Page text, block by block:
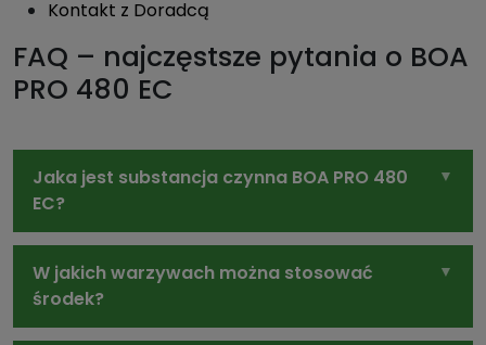
Kontakt z Doradcą
FAQ – najczęstsze pytania o BOA
PRO 480 EC
Jaka jest substancja czynna BOA PRO 480
EC?
W jakich warzywach można stosować
środek?